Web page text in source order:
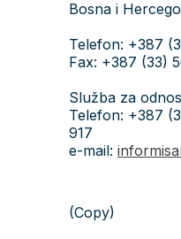
Bosna i
Telefon: +387
Fax: +387 (33)
Služba za
Telefon: +387
917
e-mail:
(Copy)